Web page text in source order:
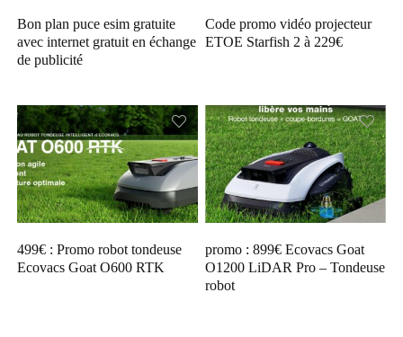
Bon plan puce esim gratuite
avec internet gratuit en échange
de publicité
Code promo vidéo projecteur
ETOE Starfish 2 à 229€
499€ : Promo robot tondeuse
Ecovacs Goat O600 RTK
promo : 899€ Ecovacs Goat
O1200 LiDAR Pro – Tondeuse
robot